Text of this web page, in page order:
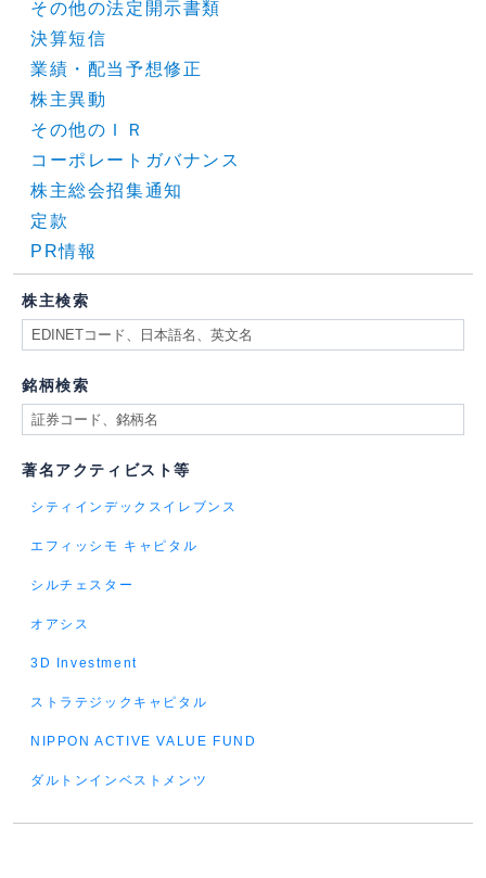
その他の法定開示書類
決算短信
業績・配当予想修正
株主異動
その他のＩＲ
コーポレートガバナンス
株主総会招集通知
定款
PR情報
株主検索
銘柄検索
著名アクティビスト等
シティインデックスイレブンス
エフィッシモ キャピタル
シルチェスター
オアシス
3D Investment
ストラテジックキャピタル
NIPPON ACTIVE VALUE FUND
ダルトンインベストメンツ